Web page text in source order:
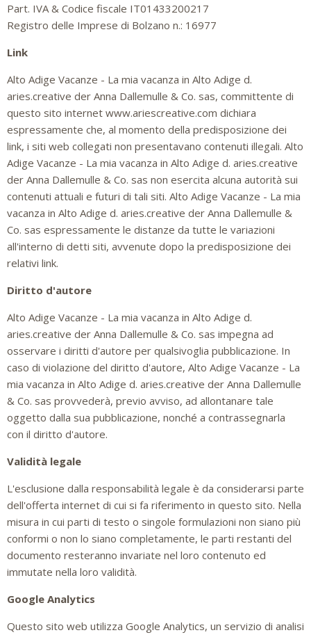
Part. IVA & Codice fiscale IT01433200217
Registro delle Imprese di Bolzano n.: 16977
Link
Alto Adige Vacanze - La mia vacanza in Alto Adige d.
aries.creative der Anna Dallemulle & Co. sas, committente di
questo sito internet www.ariescreative.com dichiara
espressamente che, al momento della predisposizione dei
link, i siti web collegati non presentavano contenuti illegali. Alto
Adige Vacanze - La mia vacanza in Alto Adige d. aries.creative
der Anna Dallemulle & Co. sas non esercita alcuna autorità sui
contenuti attuali e futuri di tali siti. Alto Adige Vacanze - La mia
vacanza in Alto Adige d. aries.creative der Anna Dallemulle &
Co. sas espressamente le distanze da tutte le variazioni
all'interno di detti siti, avvenute dopo la predisposizione dei
relativi link.
Diritto d'autore
Alto Adige Vacanze - La mia vacanza in Alto Adige d.
aries.creative der Anna Dallemulle & Co. sas impegna ad
osservare i diritti d'autore per qualsivoglia pubblicazione. In
caso di violazione del diritto d'autore, Alto Adige Vacanze - La
mia vacanza in Alto Adige d. aries.creative der Anna Dallemulle
& Co. sas provvederà, previo avviso, ad allontanare tale
oggetto dalla sua pubblicazione, nonché a contrassegnarla
con il diritto d'autore.
Validità legale
L'esclusione dalla responsabilità legale è da considerarsi parte
dell'offerta internet di cui si fa riferimento in questo sito. Nella
misura in cui parti di testo o singole formulazioni non siano più
conformi o non lo siano completamente, le parti restanti del
documento resteranno invariate nel loro contenuto ed
immutate nella loro validità.
Google Analytics
Questo sito web utilizza Google Analytics, un servizio di analisi